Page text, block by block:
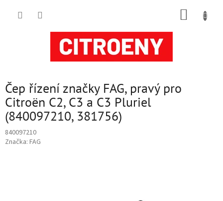
Čep řízení značky FAG, pravý pro
Citroën C2, C3 a C3 Pluriel
(840097210, 381756)
840097210
Značka: FAG